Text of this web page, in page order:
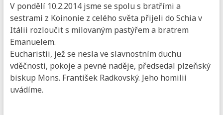
V pondělí 10.2.2014 jsme se spolu s bratřími a
sestrami z Koinonie z celého světa přijeli do Schia v
Itálii rozloučit s milovaným pastýřem a bratrem
Emanuelem.
Eucharistii, jež se nesla ve slavnostním duchu
vděčnosti, pokoje a pevné naděje, předsedal plzeňský
biskup Mons. František Radkovský. Jeho homilii
uvádíme.